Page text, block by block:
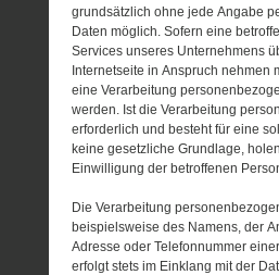
grundsätzlich ohne jede Angabe
Daten möglich. Sofern eine
Services unseres Unternehmens
Internetseite in Anspruch nehmen
eine Verarbeitung
werden. Ist die Verarbeitung
erforderlich und besteht für eine
keine gesetzliche Grundlage,
Einwilligung der betroffenen
Die Verarbeitung
beispielsweise des Namens, der
Adresse oder Telefonnummer
erfolgt stets im Einklang mit der